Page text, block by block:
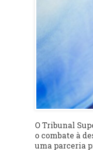
O Tribunal
o combate à
uma parceria